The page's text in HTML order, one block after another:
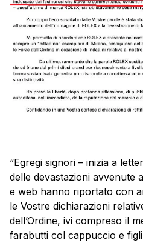
“Egregi signori – inizia a
delle devastazioni avvenute
e web hanno riportato con
le Vostre dichiarazioni
dell’Ordine, ivi compreso il
farabutti col cappuccio e figli